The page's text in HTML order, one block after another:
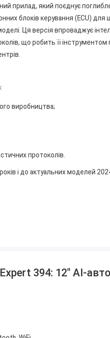
прилад, який поєднує
блоків керування (ECU) для
Ця версія впроваджує
що робить її інструментом
виробництва;
протоколів.
і до актуальних моделей
394: 12″ AI-